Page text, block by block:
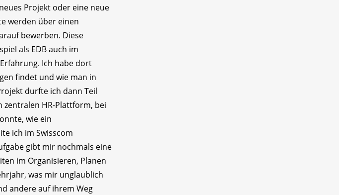
Projekt oder eine neue
werden über einen
bewerben. Diese
als EDB auch im
Ich habe dort
findet und wie man in
durfte ich dann Teil
HR-Plattform, bei
wie ein
ich im Swisscom
gibt mir nochmals eine
im Organisieren, Planen
was mir unglaublich
andere auf ihrem Weg